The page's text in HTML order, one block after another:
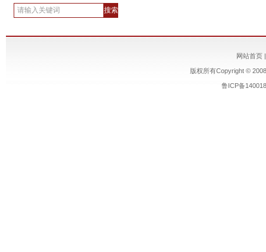
网站首页
版权所有Copyright ©
鲁ICP备